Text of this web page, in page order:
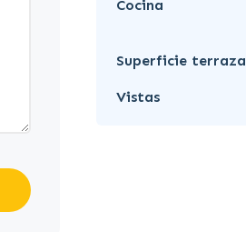
Cocina
Superficie terraza
Vistas